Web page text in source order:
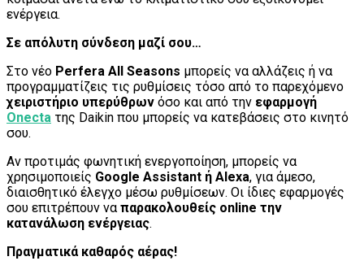
ενέργεια.
Σε απόλυτη σύνδεση μαζί σου…
Στο νέο Perfera All Seasons μπορείς να αλλάζεις ή να
προγραμματίζεις τις ρυθμίσεις τόσο από το παρεχόμενο
χειριστήριο υπερύθρων όσο και από την εφαρμογή
Onecta της Daikin που μπορείς να κατεβάσεις στο κινητό
σου.
Αν προτιμάς φωνητική ενεργοποίηση, μπορείς να
χρησιμοποιείς Google Assistant ή Alexa, για άμεσο,
διαισθητικό έλεγχο μέσω ρυθμίσεων. Οι ίδιες εφαρμογές
σου επιτρέπουν ναπαρακολουθείς online την
κατανάλωση ενέργειας.
Πραγματικά καθαρός αέρας!